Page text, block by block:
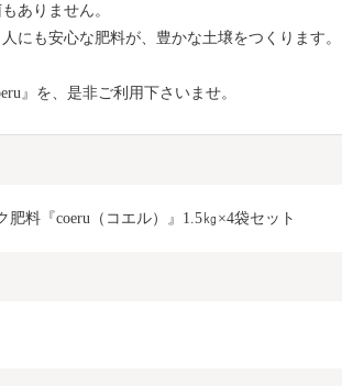
ありません。
にも安心な肥料が、豊かな土壌をつくります。
』を、是非ご利用下さいませ。
料『coeru（コエル）』1.5㎏×4袋セット